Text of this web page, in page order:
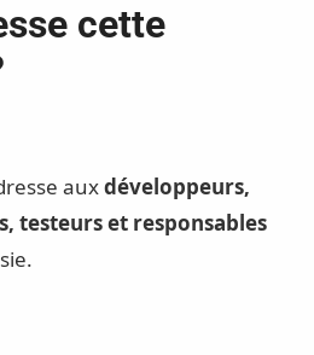
cette
auxdéveloppeurs,
testeurs et responsables